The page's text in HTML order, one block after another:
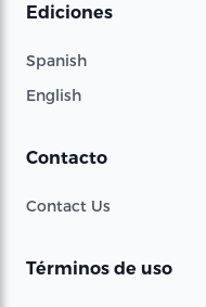
Ediciones
Spanish
English
Contacto
Contact Us
Términos de uso